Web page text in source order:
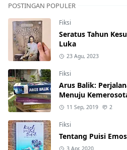
POSTINGAN POPULER
Fiksi
Seratus Tahun
Luka
23 Agu, 2023
Fiksi
Arus Balik:
Menuju
11 Sep, 2019 2
Fiksi
Tentang Puisi
3 Apr, 2020